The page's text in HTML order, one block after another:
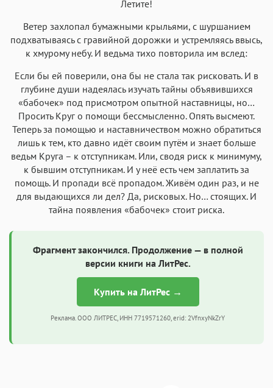
Летите!
Ветер захлопал бумажными крыльями, с шуршанием
подхватываясь с гравийной дорожки и устремляясь ввысь,
к хмурому небу. И ведьма тихо повторила им вслед:
Если бы ей поверили, она бы не стала так рисковать. И в
глубине души надеялась изучать тайны объявившихся
«бабочек» под присмотром опытной наставницы, но…
Просить Круг о помощи бессмысленно. Опять высмеют.
Теперь за помощью и наставничеством можно обратиться
лишь к тем, кто давно идёт своим путём и знает больше
ведьм Круга – к отступникам. Или, сводя риск к минимуму,
к бывшим отступникам. И у неё есть чем заплатить за
помощь. И пропади всё пропадом. Живём один раз, и не
для выдающихся ли дел? Да, рисковых. Но… стоящих. И
тайна появления «бабочек» стоит риска.
Фрагмент закончился. Продолжение — в полной
версии книги на ЛитРес.
Купить на ЛитРес →
Реклама. ООО ЛИТРЕС, ИНН 7719571260, erid: 2VfnxyNkZrY